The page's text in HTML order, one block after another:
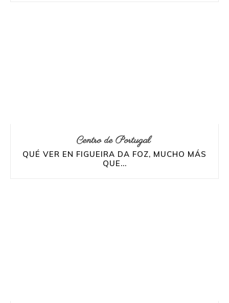
Centro de Portugal
QUÉ VER EN FIGUEIRA DA FOZ, MUCHO MÁS
QUE...